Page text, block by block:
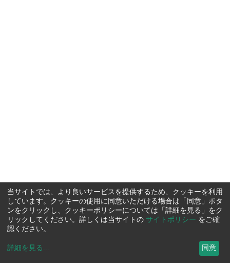
当サイトでは、より良いサービスを提供するため、クッキーを利用
しています。クッキーの使用に同意いただける場合は「同意」ボタ
ンをクリックし、クッキーポリシーについては「詳細を見る」をク
リックしてください。詳しくは当サイトの サイトポリシー をご確
認ください。
詳細を見る ... 同意